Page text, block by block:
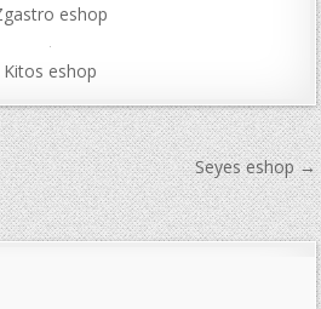
eshop
Kitos eshop
Seyes eshop →